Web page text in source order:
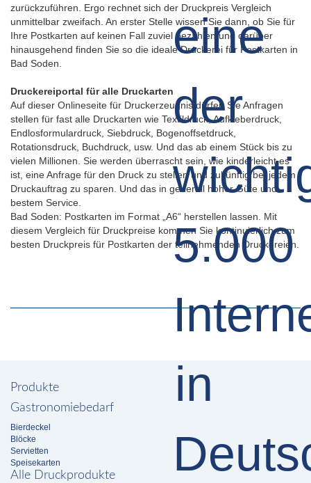
zurückzuführen. Ergo rechnet sich der Druckpreis Vergleich
unmittelbar zweifach. An erster Stelle wissen Sie dann, ob Sie für
Ihre Postkarten auf keinen Fall zuviel bezahlen und darüber
hinausgehend finden Sie so die ideale Druckerei für Postkarten in
Bad Soden.
Druckereiportal für alle Druckarten
Auf dieser Onlineseite für Druckerzeugnis dürfen Sie Anfragen
stellen für fast alle Druckarten wie Textildruck, Aufkleberdruck,
Endlosformulardruck, Siebdruck, Bogenoffsetdruck,
Rotationsdruck, Buchdruck, usw. Und das ab einem Stück bis zu
vielen Millionen. Sie werden überrascht sein, wie kinderleicht es
ist, eine Anfrage für den Druck zu stellen und zukünftig bei jedem
Druckauftrag zu sparen. Und das in generell hoher Güte und
bestem Service.
Bad Soden: Postkarten im Format „A6“ herstellen lassen. Mit
diesem Vergleich für Druckpreise kommen Sie kontinuierlich zum
besten Druckpreis für Postkarten der teilnehmenden Druckereien.
Produkte
Gastronomiebedarf
Bierdeckel
Blöcke
Servietten
Speisekarten
Alle Druckprodukte